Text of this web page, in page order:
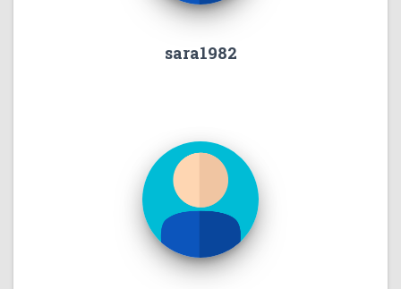
sara1982